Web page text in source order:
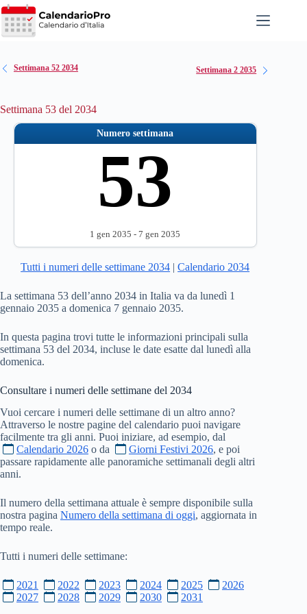
Salta
al
contenuto
Settimana 52 2034 Settimana 2 2035
Settimana 53 del 2034
Numero settimana
53
1 gen 2035 - 7 gen 2035
Tutti i numeri delle settimane 2034 |Calendario 2034
La settimana 53 dell’anno 2034 in Italia va da lunedì 1
gennaio 2035 a domenica 7 gennaio 2035.
In questa pagina trovi tutte le informazioni principali sulla
settimana 53 del 2034, incluse le date esatte dal lunedì alla
domenica.
Consultare i numeri delle settimane del 2034
Vuoi cercare i numeri delle settimane di un altro anno?
Attraverso le nostre pagine del calendario puoi navigare
facilmente tra gli anni. Puoi iniziare, ad esempio, dal
Calendario 2026 o da Giorni Festivi 2026, e poi
passare rapidamente alle panoramiche settimanali degli altri
anni.
Il numero della settimana attuale è sempre disponibile sulla
nostra pagina Numero della settimana di oggi, aggiornata in
tempo reale.
Tutti i numeri delle settimane:
2021 2022 2023 2024 2025
2026
2027
2028 2029 2030 2031